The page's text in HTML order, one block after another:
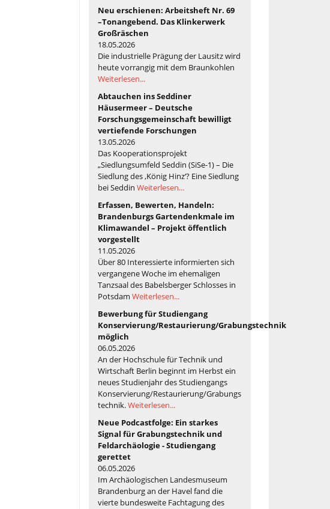
Neu erschienen: Arbeitsheft Nr. 69
–Tonangebend. Das Klinkerwerk
Großräschen
18.05.2026
Die industrielle Prägung der Lausitz wird
heute vorrangig mit dem Braunkohlen
Weiterlesen...
Abtauchen ins Seddiner
Häusermeer – Deutsche
Forschungsgemeinschaft bewilligt
vertiefende Forschungen
13.05.2026
Das Kooperationsprojekt
„Siedlungsumfeld Seddin (SiSe-1) – Die
Siedlung des ‚König Hinz‘? Eine Siedlung
bei Seddin Weiterlesen...
Erfassen, Bewerten, Handeln:
Brandenburgs Gartendenkmale im
Klimawandel – Projekt öffentlich
vorgestellt
11.05.2026
Über 80 Interessierte informierten sich
vergangene Woche im ehemaligen
Tanzsaal des Babelsberger Schlosses in
Potsdam Weiterlesen...
Bewerbung für Studiengang
Konservierung/Restaurierung/Grabungstechnik
möglich
06.05.2026
An der Hochschule für Technik und
Wirtschaft Berlin beginnt im Herbst ein
neues Studienjahr des Studiengangs
Konservierung/Restaurierung/Grabungs
technik.Weiterlesen...
Neue Podcastfolge: Ein starkes
Signal für Grabungstechnik und
Feldarchäologie - Studiengang
gerettet
06.05.2026
Im Archäologischen Landesmuseum
Brandenburg an der Havel fand die
vierte bundesweite Fachtagung des